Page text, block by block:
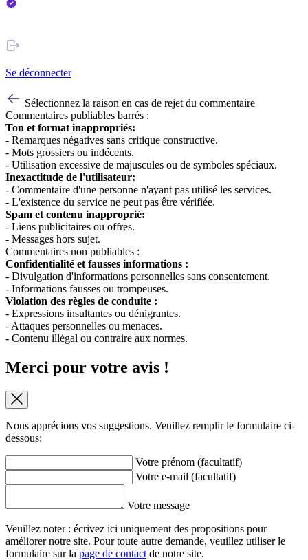
Se déconnecter
Sélectionnez la raison en cas de rejet du commentaire
Commentaires publiables barrés :
Ton et format inappropriés:
- Remarques négatives sans critique constructive.
- Mots grossiers ou indécents.
- Utilisation excessive de majuscules ou de symboles spéciaux.
Inexactitude de l'utilisateur:
- Commentaire d'une personne n'ayant pas utilisé les services.
- L'existence du service ne peut pas être vérifiée.
Spam et contenu inapproprié:
- Liens publicitaires ou offres.
- Messages hors sujet.
Commentaires non publiables :
Confidentialité et fausses informations :
- Divulgation d'informations personnelles sans consentement.
- Informations fausses ou trompeuses.
Violation des règles de conduite :
- Expressions insultantes ou dénigrantes.
- Attaques personnelles ou menaces.
- Contenu illégal ou contraire aux normes.
Merci pour votre avis !
Nous apprécions vos suggestions. Veuillez remplir le formulaire ci-
dessous:
Votre prénom (facultatif)
Votre e-mail (facultatif)
Votre message
Veuillez noter : écrivez ici uniquement des propositions pour
améliorer notre site. Pour toute autre demande, veuillez utiliser le
formulaire sur la page de contact de notre site.